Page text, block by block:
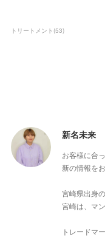
トリートメント (53)
新名未来
お客様に合
新の情報を
宮崎県出身
宮崎は、マ
トレードマ